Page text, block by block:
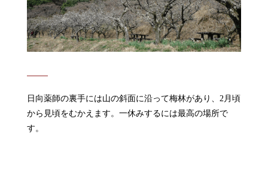
日向薬師の裏手には山の斜面に沿って梅林があり、2月頃
から見頃をむかえます。一休みするには最高の場所で
す。